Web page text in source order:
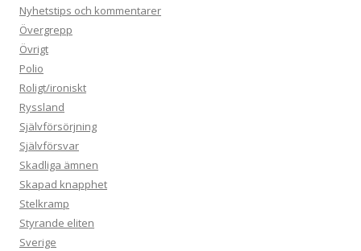
Nyhetstips och kommentarer
Övergrepp
Övrigt
Polio
Roligt/ironiskt
Ryssland
Självförsörjning
Självförsvar
Skadliga ämnen
Skapad knapphet
Stelkramp
Styrande eliten
Sverige